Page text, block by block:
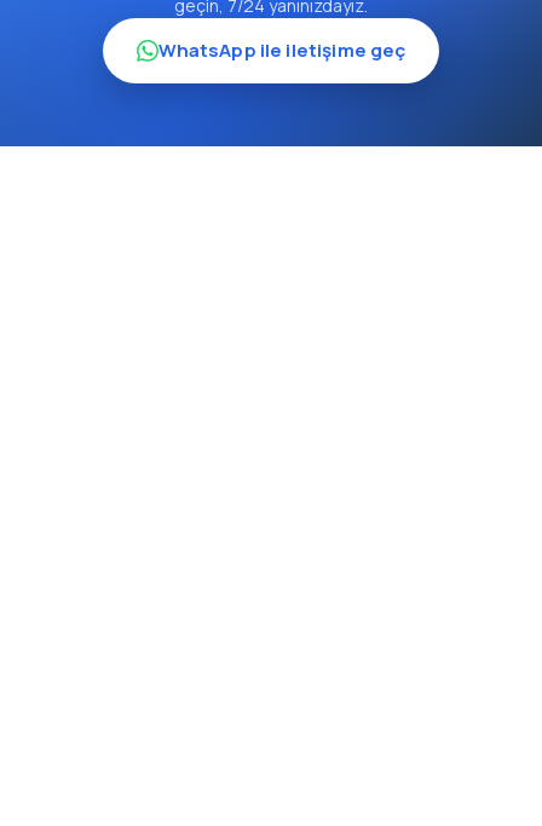
geçin, 7/24 yanınızdayız.
WhatsApp ile iletişime geç